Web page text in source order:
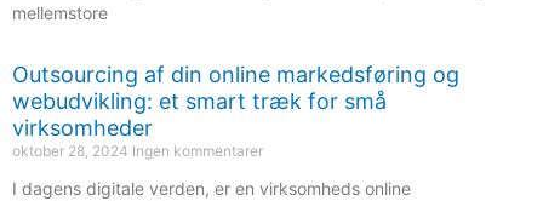
mellemstore
Outsourcing af din online markedsføring og
webudvikling: et smart træk for små
virksomheder
oktober 28, 2024 Ingen kommentarer
I dagens digitale verden, er en virksomheds online